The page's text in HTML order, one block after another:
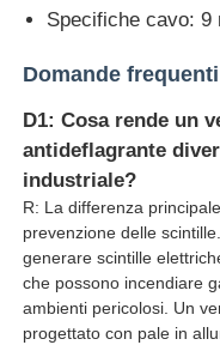
Specifiche cavo: 9
Domande frequenti
D1: Cosa rende un
antideflagrante
industriale?
R: La differenza
prevenzione delle
generare scintille
che possono incendiare
ambienti pericolosi. Un
progettato con pale in